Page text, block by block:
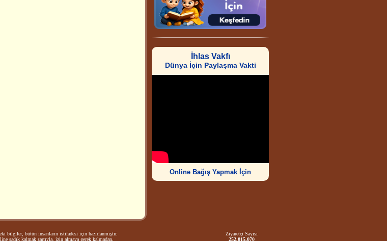
İhlas Vakfı
Dünya İçin Paylaşma Vakti
Online Bağış Yapmak İçin
bilgiler, bütün insanların istifadesi için hazırlanmıştır.
sadık kalmak şartıyla, izin almaya gerek kalmadan,
Ziyaretçi Sayısı
252.015.070